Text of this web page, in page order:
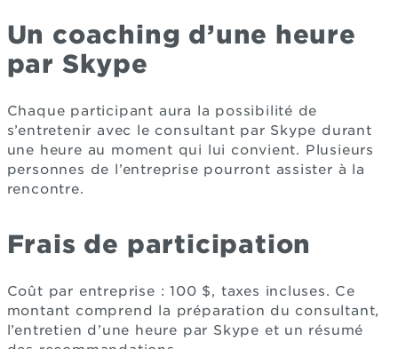
Un coaching d’une heure
par Skype
Chaque participant aura la possibilité de
s’entretenir avec le consultant par Skype durant
une heure au moment qui lui convient. Plusieurs
personnes de l’entreprise pourront assister à la
rencontre.
Frais de participation
Coût par entreprise : 100 $, taxes incluses. Ce
montant comprend la préparation du consultant,
l’entretien d’une heure par Skype et un résumé